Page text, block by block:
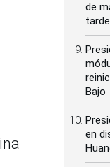
de
tarde
Bajo
en